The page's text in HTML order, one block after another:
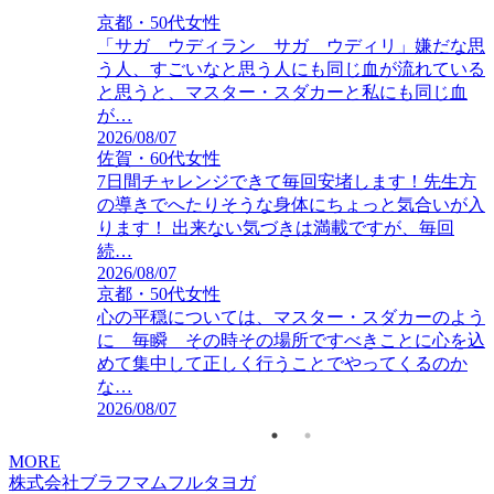
京都・50代女性
「サガ ウディラン サガ ウディリ」嫌だな思
う人、すごいなと思う人にも同じ血が流れている
と思うと、マスター・スダカーと私にも同じ血
が…
2026/08/07
佐賀・60代女性
7日間チャレンジできて毎回安堵します！先生方
の導きでへたりそうな身体にちょっと気合いが入
ります！ 出来ない気づきは満載ですが、毎回
続…
2026/08/07
京都・50代女性
心の平穏については、マスター・スダカーのよう
に 毎瞬 その時その場所ですべきことに心を込
めて集中して正しく行うことでやってくるのか
な…
2026/08/07
北海道・60代女性
もう最終日😅💦 ヨガをすることはヨガム✨ 私も
練習を続けて小さな幸運を積み重ねていきたいで
す😊
2026/07/10
MORE
株式会社ブラフマムフルタヨガ